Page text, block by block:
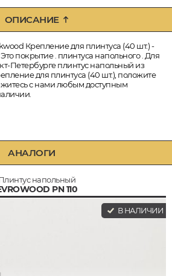
ОПИСАНИЕ
Крепление для плинтуса (40 шт.) -
покрытие . плинтуса напольного . Для
Петербурге плинтус напольный из
для плинтуса (40 шт.), положите
с нами любым доступным
АНАЛОГИ
напольный
PN 110
В НАЛИЧИИ